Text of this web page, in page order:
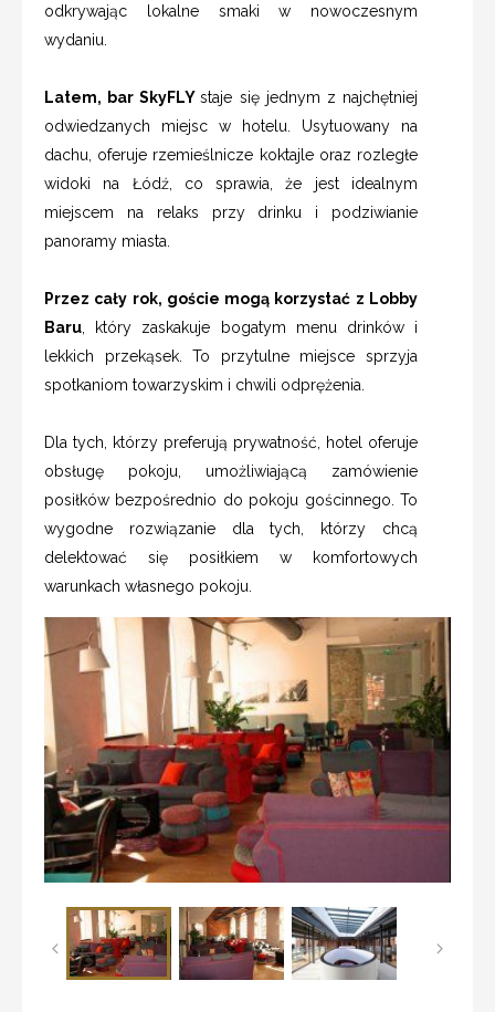
odkrywając lokalne smaki w nowoczesnym
wydaniu.
Latem, bar SkyFLYstaje się jednym z najchętniej
odwiedzanych miejsc w hotelu. Usytuowany na
dachu, oferuje rzemieślnicze koktajle oraz rozległe
widoki na Łódź, co sprawia, że jest idealnym
miejscem na relaks przy drinku i podziwianie
panoramy miasta.
Przez cały rok, goście mogą korzystać z Lobby
Baru , który zaskakuje bogatym menu drinków i
lekkich przekąsek. To przytulne miejsce sprzyja
spotkaniom towarzyskim i chwili odprężenia.
Dla tych, którzy preferują prywatność, hotel oferuje
obsługę pokoju, umożliwiającą zamówienie
posiłków bezpośrednio do pokoju gościnnego. To
wygodne rozwiązanie dla tych, którzy chcą
delektować się posiłkiem w komfortowych
warunkach własnego pokoju.